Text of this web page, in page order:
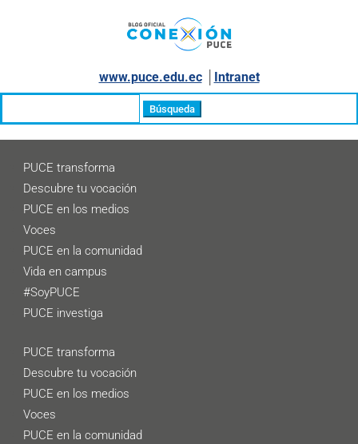
www.puce.edu.ec│ Intranet
PUCE transforma
Descubre tu vocación
PUCE en los medios
Voces
PUCE en la comunidad
Vida en campus
#SoyPUCE
PUCE investiga
PUCE transforma
Descubre tu vocación
PUCE en los medios
Voces
PUCE en la comunidad